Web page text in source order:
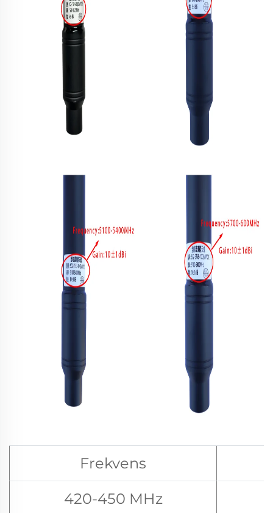
Frekvens
420-450 MHz